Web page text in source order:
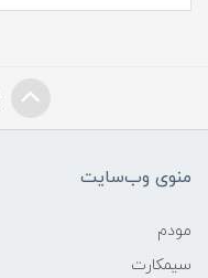
منوی وب‌سایت
مودم
سیمکارت